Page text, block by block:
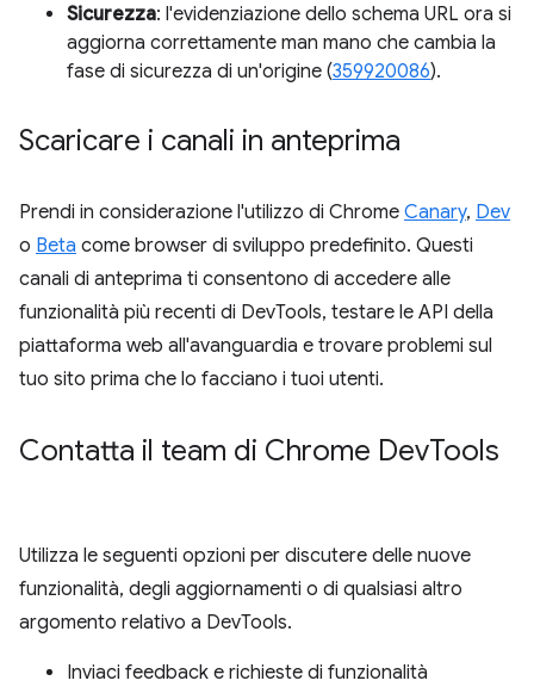
Sicurezza: l'evidenziazione dello schema URL ora si
aggiorna correttamente man mano che cambia la
fase di sicurezza di un'origine (359920086).
Scaricare i canali in anteprima
Prendi in considerazione l'utilizzo di Chrome Canary, Dev
o Beta come browser di sviluppo predefinito. Questi
canali di anteprima ti consentono di accedere alle
funzionalità più recenti di DevTools, testare le API della
piattaforma web all'avanguardia e trovare problemi sul
tuo sito prima che lo facciano i tuoi utenti.
Contatta il team di Chrome DevTools
Utilizza le seguenti opzioni per discutere delle nuove
funzionalità, degli aggiornamenti o di qualsiasi altro
argomento relativo a DevTools.
Inviaci feedback e richieste di funzionalità